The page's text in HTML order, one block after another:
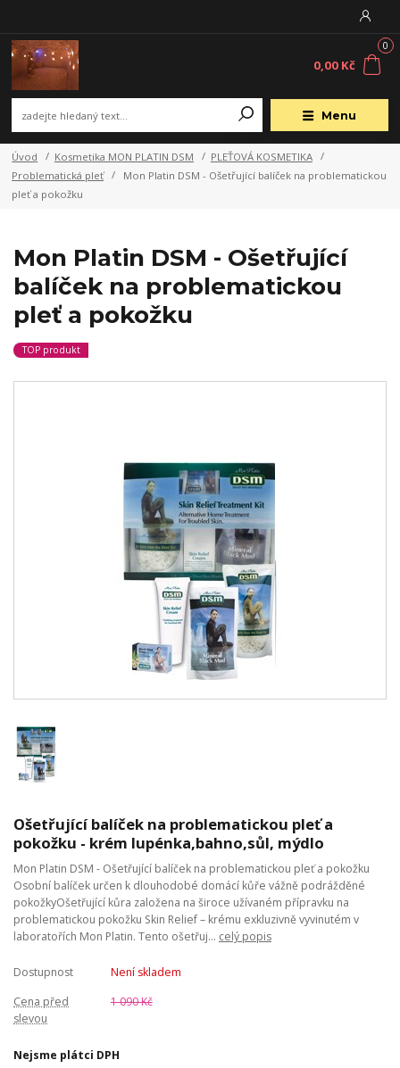
Menu
0
0,00 Kč
Úvod Kosmetika MON PLATIN DSM
PLEŤOVÁ KOSMETIKA
Problematická pleť
Mon Platin DSM - Ošetřující balíček na problematickou
pleť a pokožku
Mon Platin DSM - Ošetřující
balíček na problematickou
pleť a pokožku
TOP produkt
Ošetřující balíček na problematickou pleť a
pokožku - krém lupénka,bahno,sůl, mýdlo
Mon Platin DSM - Ošetřující balíček na problematickou pleť a pokožku
Osobní balíček určen k dlouhodobé domácí kůře vážně podrážděné
pokožkyOšetřující kůra založena na široce užívaném přípravku na
problematickou pokožku Skin Relief – krému exkluzivně vyvinutém v
laboratořích Mon Platin. Tento ošetřuj... celý popis
Dostupnost
Není skladem
Cena před
slevou
1 090 Kč
Nejsme plátci DPH